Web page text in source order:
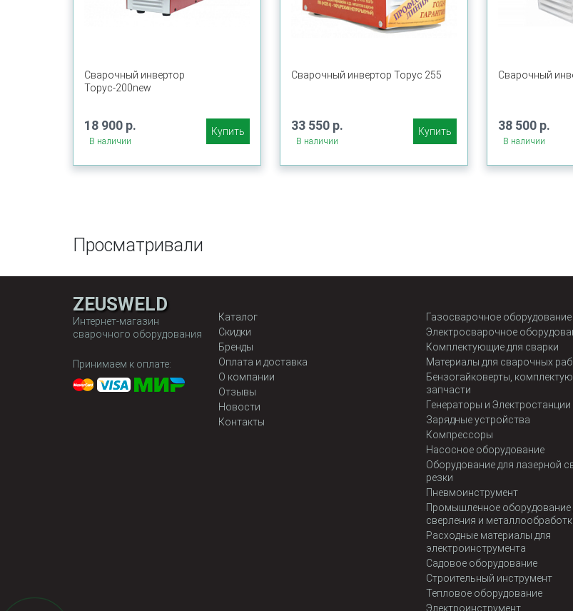
Сварочный инвертор
Торус-200new
18 900 р.
В наличии
Купить
Сварочный инвертор Торус 255
33 550 р.
В наличии
Купить
Сварочный
38 500 р.
В наличии
Просматривали
ZEUSWELD
Интернет-магазин
сварочного оборудования
Принимаем к оплате:
Каталог
Скидки
Бренды
Оплата и доставка
О компании
Отзывы
Новости
Контакты
Газосварочное оборудование
Электросварочное
Комплектующие для сварки
Материалы для сварочных
Бензогайковерты,
запчасти
Генераторы и Электростанции
Зарядные устройства
Компрессоры
Насосное оборудование
Оборудование для лазерной
резки
Пневмоинструмент
Промышленное оборудование
сверления и
Расходные материалы для
электроинструмента
Садовое оборудование
Строительный инструмент
Тепловое оборудование
Электроинструмент